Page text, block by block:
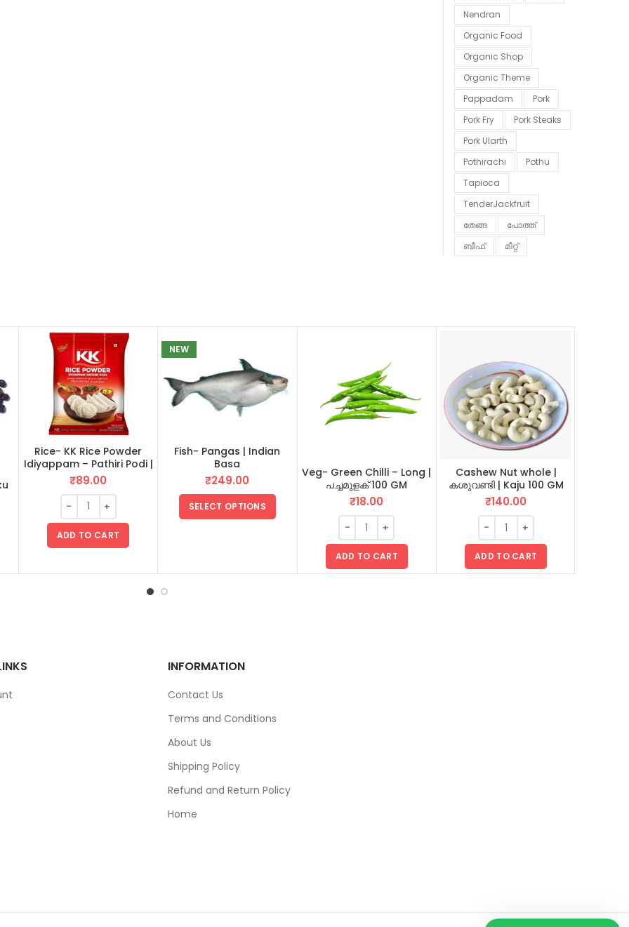
Nendran
Organic Food
Organic Shop
Organic Theme
Pappadam
Pork
Pork Fry
Pork Steaks
Pork Ularth
Pothirachi
Pothu
Tapioca
TenderJackfruit
തേങ്ങ
പോത്ത്
ബീഫ്
മീറ്റ്
Rice- KK Rice Powder
Idiyappam – Pathiri Podi |
ഇടിയപ്പം പത്തിരിപ്പൊടി 1 KG
₹89.00
ADD TO CART
NEW
Fish- Pangas | Indian
Basa
₹249.00
SELECT OPTIONS
Veg- Green Chilli – Long |
പച്ചമുളക് 100 GM
₹18.00
ADD TO CART
Cashew Nut whole |
കശുവണ്ടി | Kaju 100 GM
₹140.00
ADD TO CART
INFORMATION
Contact Us
Terms and Conditions
About Us
Shipping Policy
Refund and Return Policy
Home